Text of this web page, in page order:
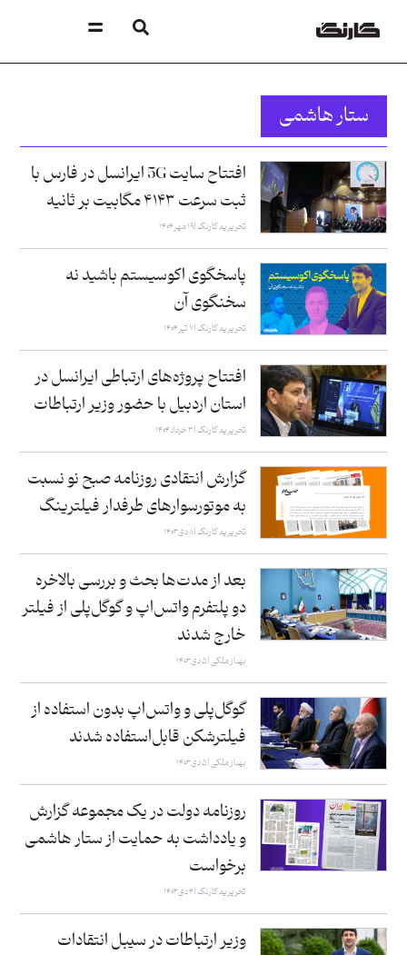
ستار هاشمی
افتتاح سایت 5G ایرانسل در فارس با
ثبت سرعت ۴۱۴۳ مگابیت بر ثانیه
تحریریه کارنگ ۱۹ مهر ۱۴۰۴
پاسخگوی اکوسیستم باشید نه
سخنگوی آن
تحریریه کارنگ ۷ تیر ۱۴۰۴
افتتاح پروژه‌های ارتباطی ایرانسل در
استان اردبیل با حضور وزیر ارتباطات
تحریریه کارنگ ۳ خرداد ۱۴۰۴
گزارش انتقادی روزنامه صبح نو نسبت
به موتورسوارهای طرفدار فیلترینگ
تحریریه کارنگ ۸ دی ۱۴۰۳
بعد از مدت‌ها بحث و بررسی بالاخره
دو پلتفرم واتس‌اپ و گوگل‌پلی از فیلتر
خارج شدند
بهناز ملکی ۵ دی ۱۴۰۳
گوگل‌پلی و واتس‌اپ بدون استفاده از
فیلترشکن قابل‌استفاده شدند
بهناز ملکی ۵ دی ۱۴۰۳
روزنامه دولت در یک مجموعه گزارش
و یادداشت به حمایت از ستار هاشمی
برخواست
تحریریه کارنگ ۴ دی ۱۴۰۳
وزیر ارتباطات در سیبل انتقادات